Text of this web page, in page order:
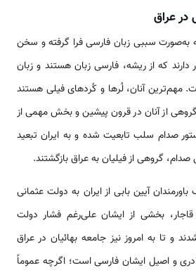
در عراق
به‌صورت سببی زبان فارسی فرا گرفته و سخن
دارند که از ریشه، فارسی زبان هستند و زبان
مهم‌ترین آنان، لُرها و کُردهای فیلی هستند
از آنان در قرون پیشین و بخش مهمی از
سال 1980 به دستور صدام سلب تابعیت شده و به ایران تبعید
گروهی از فیلیان به عراق بازگشتند.
آیین بابی از ایران به دولت عثمانی
بخشی از ایشان علی‌رغم فشار دولت
و تا به امروز نیز جامعه بهائیان در عراق
و اصیل ایشان فارسی است؛ اگرچه عموماً